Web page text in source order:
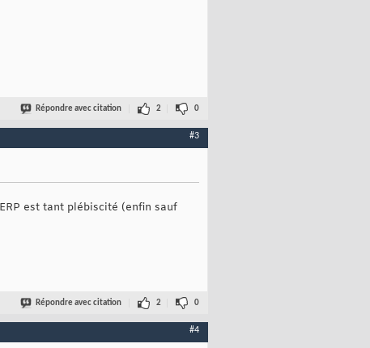
Répondre avec citation 2 0
#3
est tant plébiscité (enfin sauf
Répondre avec citation 2 0
#4